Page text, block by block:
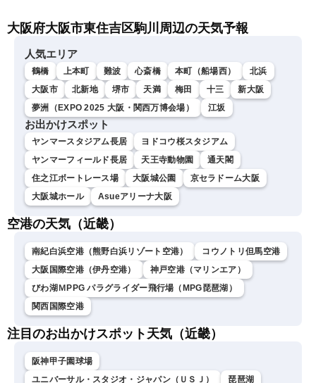
ュースLiVEモーニング・魚
大阪府大阪市東住吉区駒川周辺の天気予報
人気エリア
鶴橋 上本町 難波 心斎橋 本町（船場西）
北浜
大阪市
北新地 堺市 天満 梅田 十三
新大阪
夢洲（EXPO 2025 大阪・関西万博会場）
江坂
お出かけスポット
ヤンマースタジアム長居
ヨドコウ桜スタジアム
ヤンマーフィールド長居
天王寺動物園
通天閣
住之江ボートレース場
大阪城公園
京セラドーム大阪
大阪城ホール
Asueアリーナ大阪
空港の天気（近畿）
南紀白浜空港（熊野白浜リゾート空港）
コウノトリ但馬空港
大阪国際空港（伊丹空港）
神戸空港（マリンエア）
びわ湖ＭPPG パラグライダー飛行場（MPG琵琶湖）
関西国際空港
注目のお出かけスポット天気（近畿）
阪神甲子園球場
ユニバーサル・スタジオ・ジャパン（ＵＳＪ）
琵琶湖